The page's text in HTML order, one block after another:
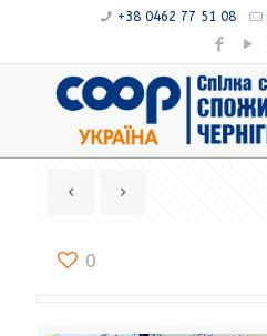
+38 0462 77 51 08
0